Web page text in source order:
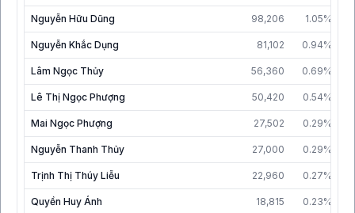
Nguyễn Hữu Dũng 98,206 1.05%
Nguyễn Khắc Dụng 81,102 0.94%
Lâm Ngọc Thủy 56,360 0.69%
Lê Thị Ngọc Phượng 50,420 0.54%
Mai Ngọc Phượng 27,502 0.29%
Nguyễn Thanh Thủy 27,000 0.29%
Trịnh Thị Thúy Liễu 22,960 0.27%
Quyền Huy Ánh 18,815 0.23%